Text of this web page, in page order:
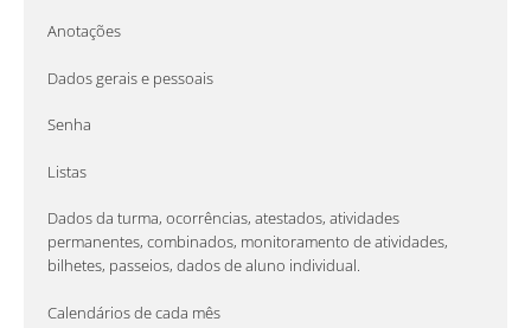
Anotações
Dados gerais e pessoais
Senha
Listas
Dados da turma, ocorrências, atestados, atividades
permanentes, combinados, monitoramento de atividades,
bilhetes, passeios, dados de aluno individual.
Calendários de cada mês